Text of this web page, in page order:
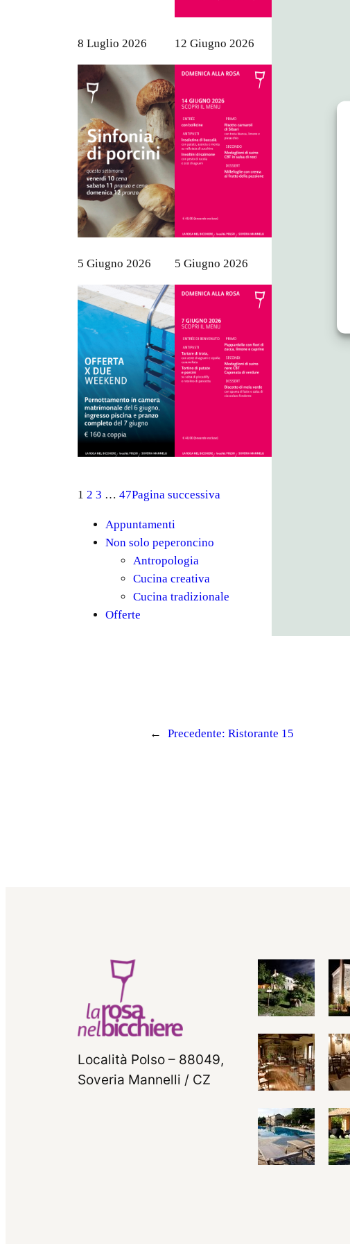
8 Luglio 2026 12 Giugno 2026
5 Giugno 2026 5 Giugno 2026
1 2 3 … 47Pagina successiva
Appuntamenti
Non solo peperoncino
Antropologia
Cucina creativa
Cucina tradizionale
Offerte
← Precedente: Ristorante 15
Località Polso – 88049,
Soveria Mannelli / CZ